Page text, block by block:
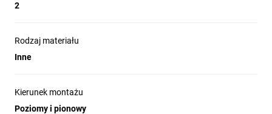
2
Rodzaj materiału
Inne
Kierunek montażu
Poziomy i pionowy